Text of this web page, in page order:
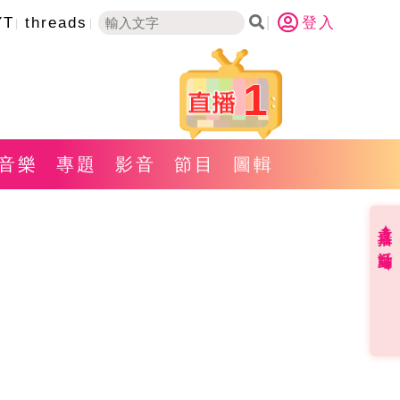
threads 登入
1
樂 專題 影音 節目 圖輯
直播✦活動